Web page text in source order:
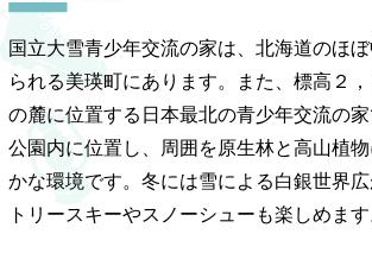
国立大雪青少年交流の家は、北海道のほ
られる美瑛町にあります。また、標高２
の麓に位置する日本最北の青少年交流の
公園内に位置し、周囲を原生林と高山植
かな環境です。冬には雪による白銀世界
トリースキーやスノーシューも楽しめます